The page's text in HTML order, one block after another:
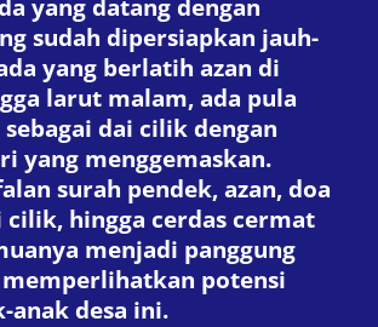
yang datang dengan
sudah dipersiapkan jauh-
yang berlatih azan di
larut malam, ada pula
dai cilik dengan
yang menggemaskan.
surah pendek, azan, doa
cilik, hingga cerdas cermat
menjadi panggung
potensi
anak desa ini.